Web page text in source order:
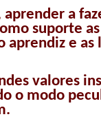
a
suporte
e as
valores
o modo